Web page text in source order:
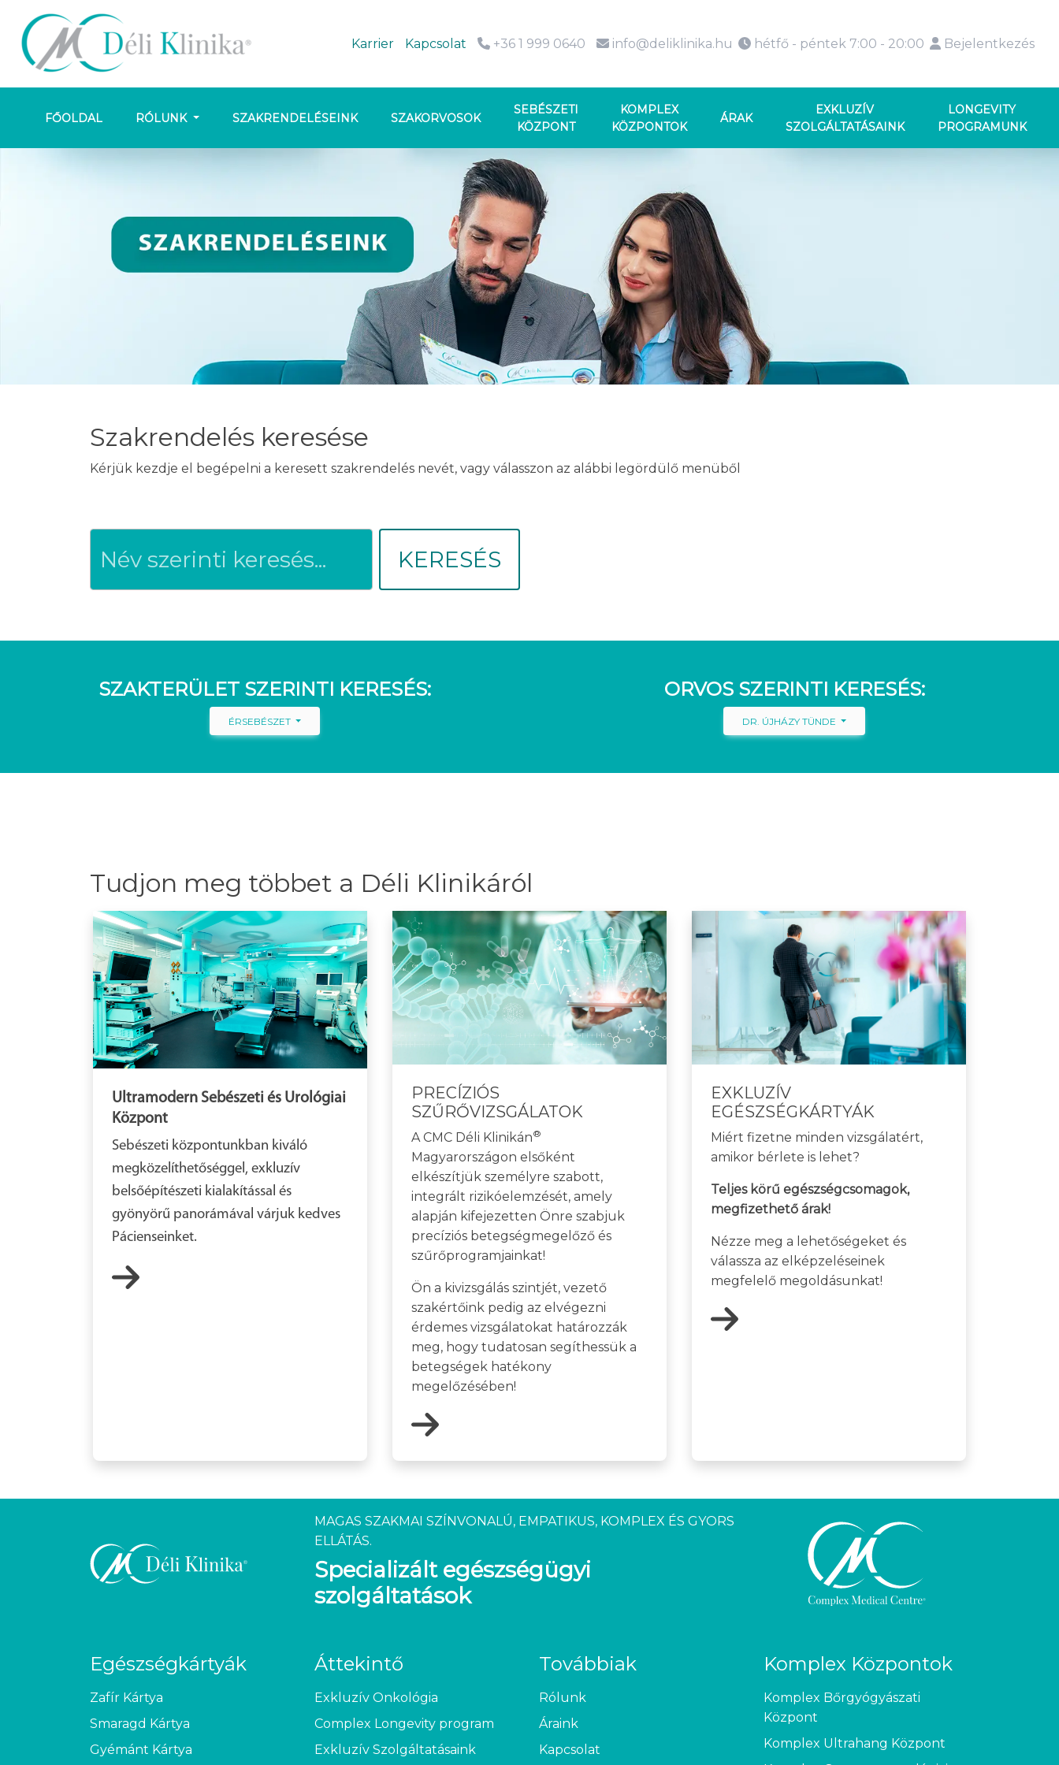
Karrier Kapcsolat +36 1 999 0640 info@deliklinika.hu hétfő - péntek 7:00 - 20:00 Bejelentkezés
FŐOLDAL RÓLUNK SZAKRENDELÉSEINK SZAKORVOSOK
SEBÉSZETI
KÖZPONT
KOMPLEX
KÖZPONTOK
ÁRAK
EXKLUZÍV
SZOLGÁLTATÁSAINK
LONGEVITY
PROGRAMUNK
Szakrendelés keresése
Kérjük kezdje el begépelni a keresett szakrendelés nevét, vagy válasszon az alábbi legördülő menüből
KERESÉS
SZAKTERÜLET SZERINTI KERESÉS:
ÉRSEBÉSZET
ORVOS SZERINTI KERESÉS:
DR. ÚJHÁZY TÜNDE
Tudjon meg többet a Déli Klinikáról
Ultramodern Sebészeti és Urológiai
Központ
Sebészeti központunkban kiváló
megközelíthetőséggel, exkluzív
belsőépítészeti kialakítással és
gyönyörű panorámával várjuk kedves
Pácienseinket.
PRECÍZIÓS
SZŰRŐVIZSGÁLATOK
A CMC Déli Klinikán®
Magyarországon elsőként
elkészítjük személyre szabott,
integrált rizikóelemzését, amely
alapján kifejezetten Önre szabjuk
precíziós betegségmegelőző és
szűrőprogramjainkat!
Ön a kivizsgálás szintjét, vezető
szakértőink pedig az elvégezni
érdemes vizsgálatokat határozzák
meg, hogy tudatosan segíthessük a
betegségek hatékony
megelőzésében!
EXKLUZÍV
EGÉSZSÉGKÁRTYÁK
Miért fizetne minden vizsgálatért,
amikor bérlete is lehet?
Teljes körű egészségcsomagok,
megfizethető árak!
Nézze meg a lehetőségeket és
válassza az elképzeléseinek
megfelelő megoldásunkat!
MAGAS SZAKMAI SZÍNVONALÚ, EMPATIKUS, KOMPLEX ÉS GYORS
ELLÁTÁS.
Specializált egészségügyi
szolgáltatások
Egészségkártyák
Zafír Kártya
Smaragd Kártya
Gyémánt Kártya
Áttekintő
Exkluzív Onkológia
Complex Longevity program
Exkluzív Szolgáltatásaink
Továbbiak
Rólunk
Áraink
Kapcsolat
Komplex Központok
Komplex Bőrgyógyászati
Központ
Komplex Ultrahang Központ